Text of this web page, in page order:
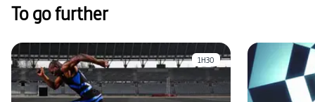
To go further
1H30